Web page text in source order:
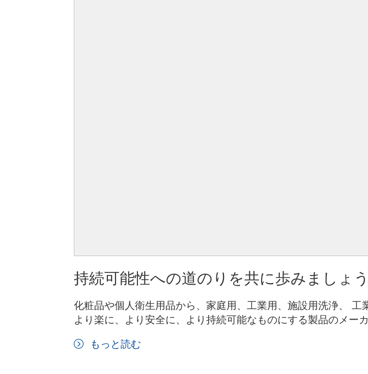
持続可能性への道のりを共に歩みましょう
化粧品や個人衛生用品から、家庭用、工業用、施設用洗浄、
より楽に、より安全に、より持続可能なものにする製品のメー
もっと読む